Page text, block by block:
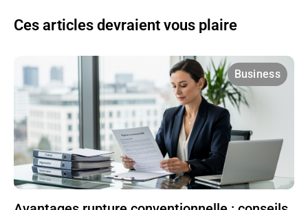
Ces articles devraient vous plaire
Business